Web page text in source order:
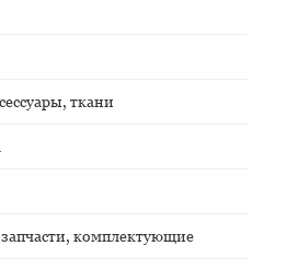
ткани
комплектующие